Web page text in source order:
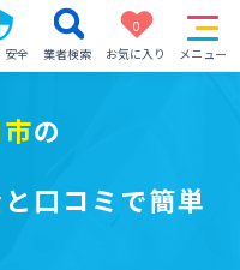
安全 業者検索
0
お気に入り
メニュー
の
口コミで簡単